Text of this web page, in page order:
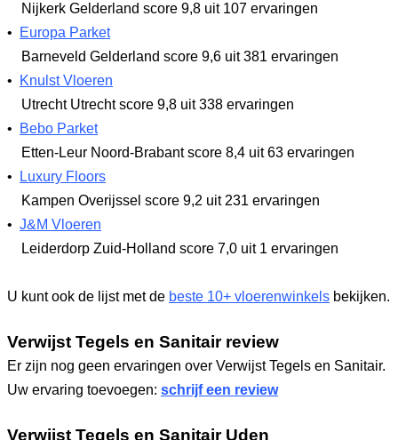
Nijkerk Gelderland score 9,8 uit 107 ervaringen
•
Europa Parket
Barneveld Gelderland score 9,6 uit 381 ervaringen
•
Knulst Vloeren
Utrecht Utrechtscore 9,8 uit 338 ervaringen
•
Bebo Parket
Etten-Leur Noord-Brabantscore 8,4 uit 63 ervaringen
•
Luxury Floors
Kampen Overijssel score 9,2 uit 231 ervaringen
• J&M Vloeren
Leiderdorp Zuid-Holland score 7,0 uit 1 ervaringen
U kunt ook de lijst met de beste 10+ vloerenwinkels bekijken.
Verwijst Tegels en Sanitair review
Er zijn nog geen ervaringen over Verwijst Tegels en Sanitair.
Uw ervaring toevoegen: schrijf een review
Verwijst Tegels en Sanitair Uden